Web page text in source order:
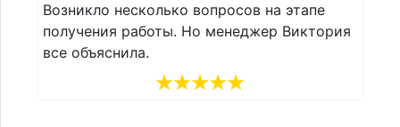
несколько вопросов на этапе
работы. Но менеджер Виктория
объяснила.